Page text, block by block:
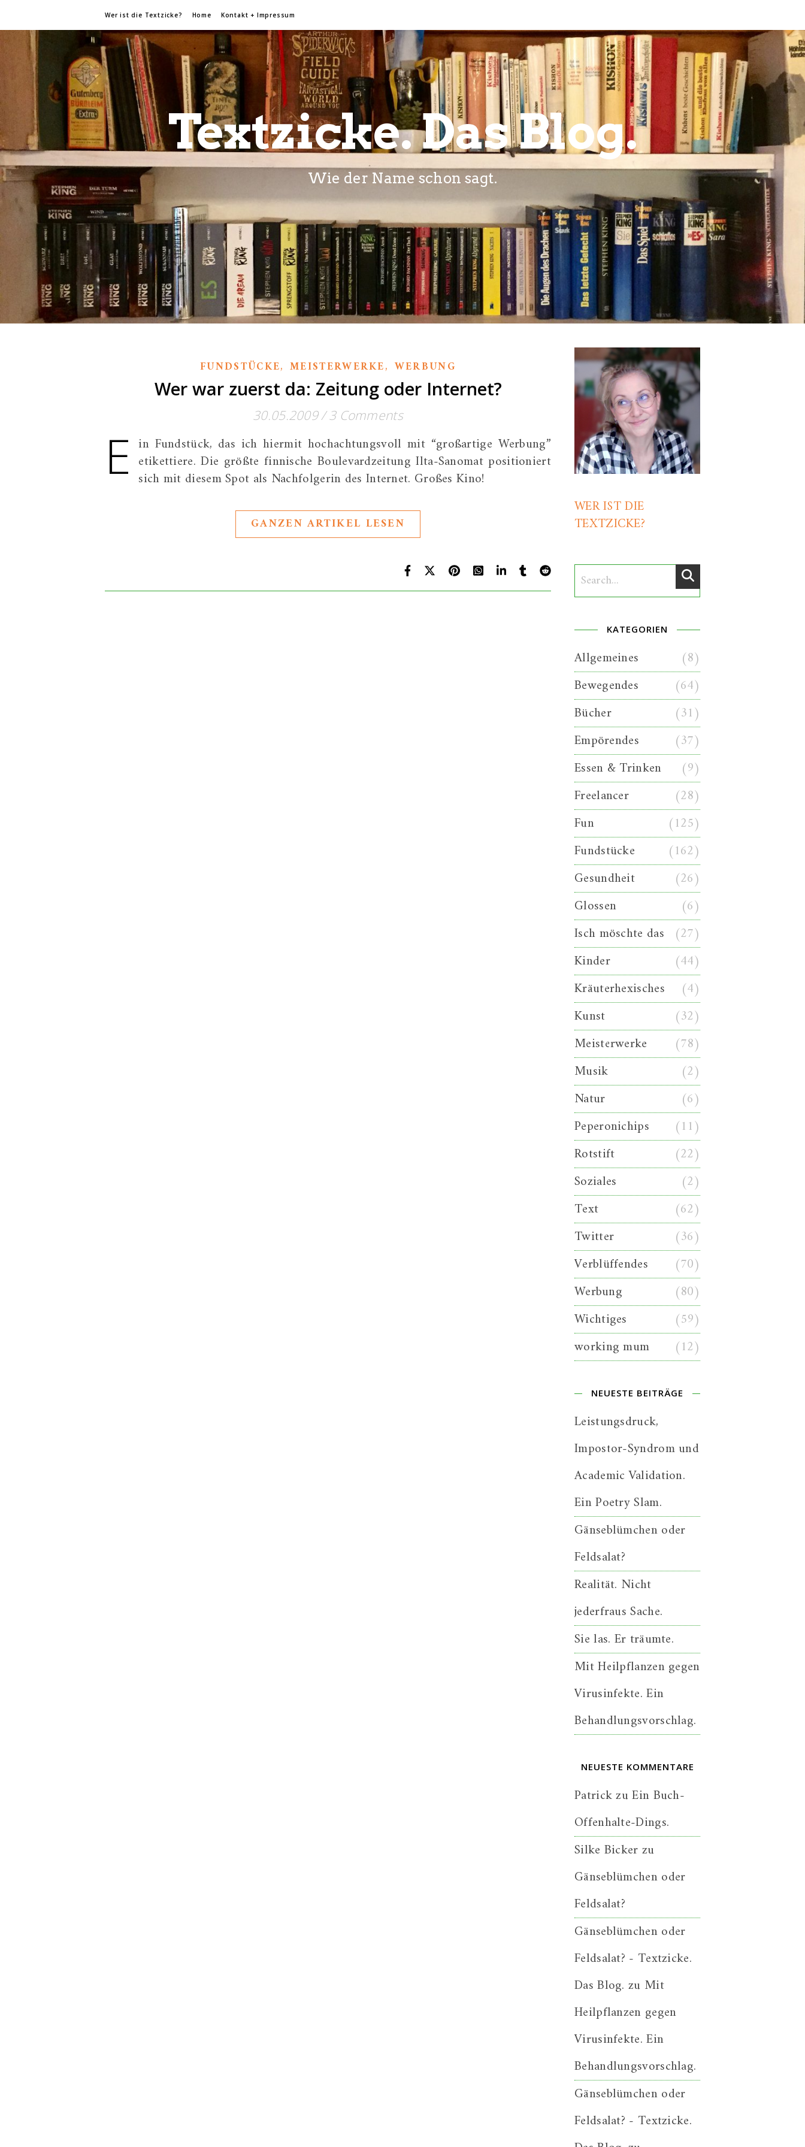
Wer ist die Textzicke? Home Kontakt + Impressum
Textzicke. Das Blog.
Wie der Name schon sagt.
FUNDSTÜCKE,MEISTERWERKE, WERBUNG
Wer war zuerst da: Zeitung oder Internet?
30.05.2009/ 3 Comments
E in Fundstück, das ich hiermit hochachtungsvoll mit “großartige Werbung”
etikettiere. Die größte finnische Boulevardzeitung Ilta-Sanomat positioniert
sich mit diesem Spot als Nachfolgerin des Internet. Großes Kino!
GANZEN ARTIKEL LESEN
WER IST DIE
TEXTZICKE?
KATEGORIEN
Allgemeines
(8)
Bewegendes
(64)
Bücher
(31)
Empörendes
(37)
Essen & Trinken
(9)
Freelancer
(28)
Fun
(125)
Fundstücke
(162)
Gesundheit
(26)
Glossen
(6)
Isch möschte das (27)
Kinder
(44)
Kräuterhexisches
(4)
Kunst
(32)
Meisterwerke
(78)
Musik
(2)
Natur
(6)
Peperonichips
(11)
Rotstift
(22)
Soziales
(2)
Text
(62)
Twitter
(36)
Verblüffendes
(70)
Werbung
(80)
Wichtiges
(59)
working mum
(12)
NEUESTE BEITRÄGE
Leistungsdruck,
Impostor-Syndrom und
Academic Validation.
Ein Poetry Slam.
Gänseblümchen oder
Feldsalat?
Realität. Nicht
jederfraus Sache.
Sie las. Er träumte.
Mit Heilpflanzen gegen
Virusinfekte. Ein
Behandlungsvorschlag.
NEUESTE KOMMENTARE
PatrickzuEin Buch-
Offenhalte-Dings.
Silke Bickerzu
Gänseblümchen oder
Feldsalat?
Gänseblümchen oder
Feldsalat? - Textzicke.
Das Blog. zu Mit
Heilpflanzen gegen
Virusinfekte. Ein
Behandlungsvorschlag.
Gänseblümchen oder
Feldsalat? - Textzicke.